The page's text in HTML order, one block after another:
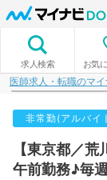
求人検索 お気
医師求人・転職のマ
非常勤(アルバイ
【東京都／
午前勤務♪毎